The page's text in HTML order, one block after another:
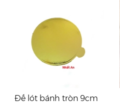
Đế lót bánh tròn 9cm